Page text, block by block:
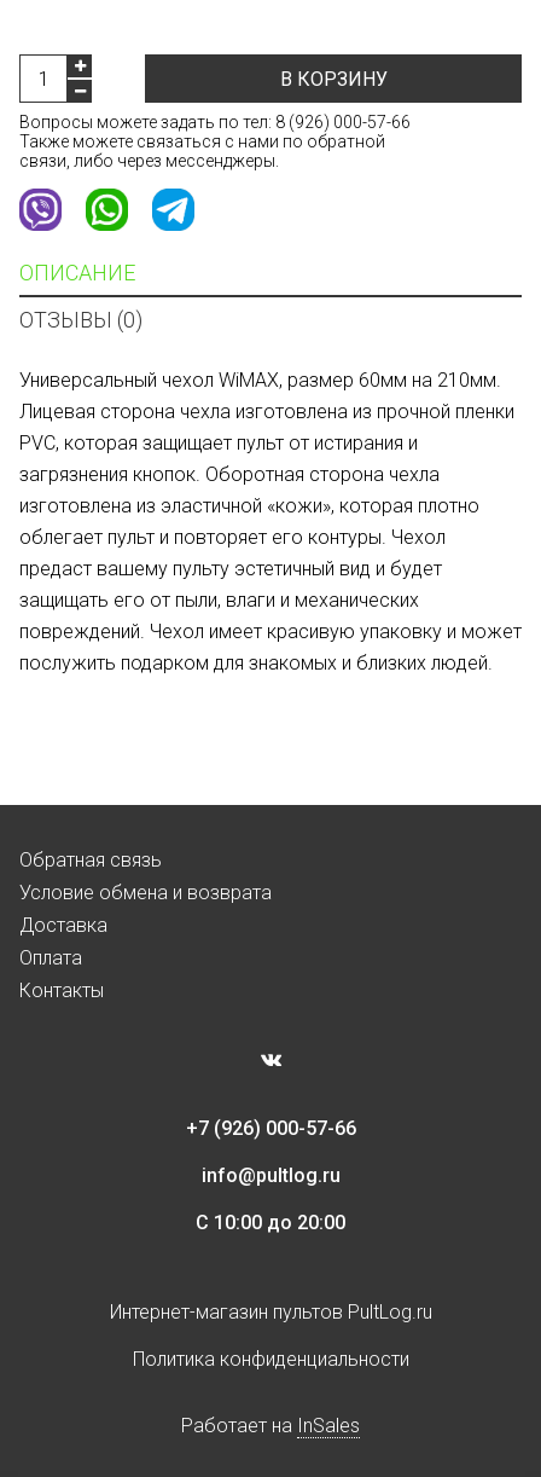
В КОРЗИНУ
Вопросы можете задать по тел: 8 (926) 000-57-66
Также можете связаться с нами по обратной
связи, либо через мессенджеры.
ОПИСАНИЕ
ОТЗЫВЫ (0)
Универсальный чехол WiMAX, размер 60мм на 210мм.
Лицевая сторона чехла изготовлена из прочной пленки
PVC, которая защищает пульт от истирания и
загрязнения кнопок. Оборотная сторона чехла
изготовлена из эластичной «кожи», которая плотно
облегает пульт и повторяет его контуры. Чехол
предаст вашему пульту эстетичный вид и будет
защищать его от пыли, влаги и механических
повреждений. Чехол имеет красивую упаковку и может
послужить подарком для знакомых и близких людей.
Обратная связь
Условие обмена и возврата
Доставка
Оплата
Контакты
+7 (926) 000-57-66
info@pultlog.ru
С 10:00 до 20:00
Интернет-магазин пультов PultLog.ru
Политика конфиденциальности
Работает на InSales